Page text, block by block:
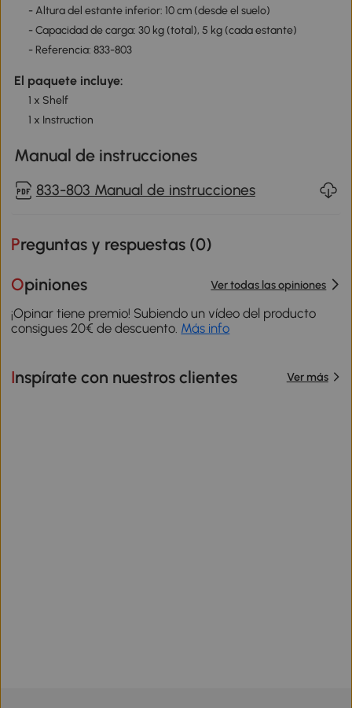
- Altura del estante inferior: 10 cm (desde el suelo)
- Capacidad de carga: 30 kg (total), 5 kg (cada estante)
- Referencia: 833-803
El paquete incluye:
1 x Shelf
1 x Instruction
Manual de instrucciones
833-803 Manual de instrucciones
Preguntas y respuestas (0)
Opiniones Ver todas las opiniones
¡Opinar tiene premio! Subiendo un vídeo del producto
consigues 20€ de descuento. Más info
Inspírate con nuestros clientes Ver más